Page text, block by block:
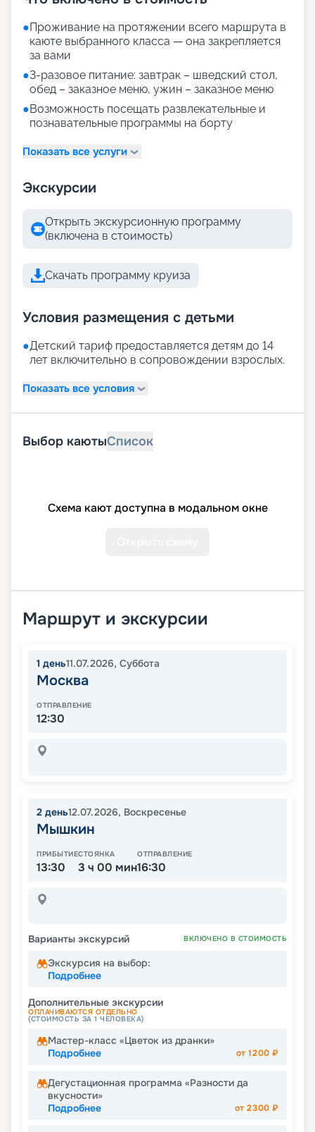
●Проживание на протяжении всего маршрута в
каюте выбранного класса — она закрепляется
за вами
●3-разовое питание: завтрак – шведский стол,
обед – заказное меню, ужин – заказное меню
●Возможность посещать развлекательные и
познавательные программы на борту
Показать все услуги
Экскурсии
Открыть экскурсионную программу
(включена в стоимость)
Скачать программу круиза
Условия размещения с детьми
●Детский тариф предоставляется детям до 14
лет включительно в сопровождении взрослых.
Показать все условия
Выбор каютыСписок
Схема кают доступна в модальном окне
Маршрут и экскурсии
1 день11.07.2026, Суббота
Москва
ОТПРАВЛЕНИЕ
12:30
2 день12.07.2026, Воскресенье
Мышкин
ПРИБЫТИЕ
13:30
СТОЯНКА
3 ч 00 мин
ОТПРАВЛЕНИЕ
16:30
Варианты экскурсий ВКЛЮЧЕНО В СТОИМОСТЬ
Экскурсия на выбор:
Подробнее
Дополнительные экскурсии
ОПЛАЧИВАЮТСЯ ОТДЕЛЬНО
(СТОИМОСТЬ ЗА 1 ЧЕЛОВЕКА)
Мастер-класс «Цветок из дранки»
Подробнее
от1200 ₽
Дегустационная программа «Разности да
вкусности»
Подробнее
от2300 ₽